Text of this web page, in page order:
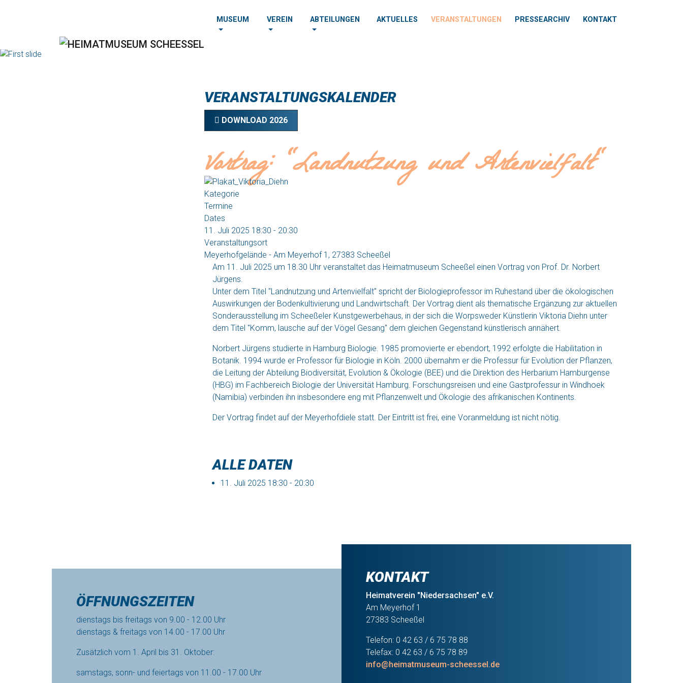
MUSEUM VEREIN ABTEILUNGEN AKTUELLES VERANSTALTUNGEN PRESSEARCHIV KONTAKT
VERANSTALTUNGSKALENDER
DOWNLOAD 2026
Vortrag: "Landnutzung und Artenvielfalt"
Kategorie
Termine
Dates
11. Juli 2025 18:30 - 20:30
Veranstaltungsort
Meyerhofgelände - Am Meyerhof 1, 27383 Scheeßel
Am 11. Juli 2025 um 18.30 Uhr veranstaltet das Heimatmuseum Scheeßel einen Vortrag von Prof. Dr. Norbert
Jürgens.
Unter dem Titel "Landnutzung und Artenvielfalt" spricht der Biologieprofessor im Ruhestand über die ökologischen
Auswirkungen der Bodenkultivierung und Landwirtschaft. Der Vortrag dient als thematische Ergänzung zur aktuellen
Sonderausstellung im Scheeßeler Kunstgewerbehaus, in der sich die Worpsweder Künstlerin Viktoria Diehn unter
dem Titel "Komm, lausche auf der Vögel Gesang" dem gleichen Gegenstand künstlerisch annähert.
Norbert Jürgens studierte in Hamburg Biologie. 1985 promovierte er ebendort, 1992 erfolgte die Habilitation in
Botanik. 1994 wurde er Professor für Biologie in Köln. 2000 übernahm er die Professur für Evolution der Pflanzen,
die Leitung der Abteilung Biodiversität, Evolution & Ökologie (BEE) und die Direktion des Herbarium Hamburgense
(HBG) im Fachbereich Biologie der Universität Hamburg. Forschungsreisen und eine Gastprofessur in Windhoek
(Namibia) verbinden ihn insbesondere eng mit Pflanzenwelt und Ökologie des afrikanischen Kontinents.
Der Vortrag findet auf der Meyerhofdiele statt. Der Eintritt ist frei, eine Voranmeldung ist nicht nötig.
ALLE DATEN
11. Juli 2025 18:30 - 20:30
ÖFFNUNGSZEITEN
dienstags bis freitags von 9.00 - 12.00 Uhr
dienstags & freitags von 14.00 - 17.00 Uhr
Zusätzlich vom 1. April bis 31. Oktober:
samstags, sonn- und feiertags von 11.00 - 17.00 Uhr
KONTAKT
Heimatverein "Niedersachsen" e.V.
Am Meyerhof 1
27383 Scheeßel
Telefon: 0 42 63 / 6 75 78 88
Telefax: 0 42 63 / 6 75 78 89
info@heimatmuseum-scheessel.de